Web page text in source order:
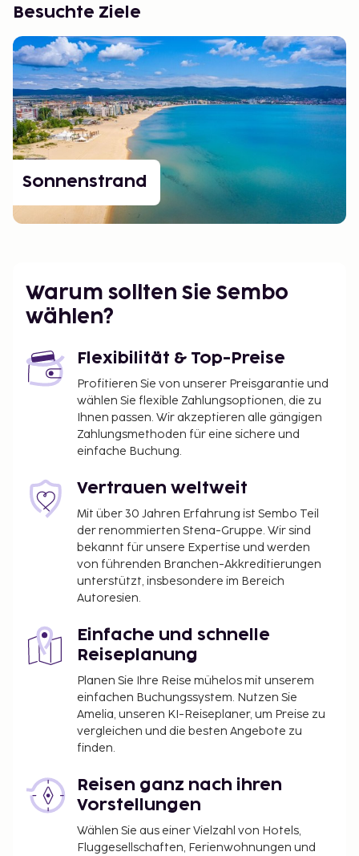
Besuchte Ziele
Sonnenstrand
Warum sollten Sie Sembo
wählen?
Flexibilität & Top-Preise
Profitieren Sie von unserer Preisgarantie und
wählen Sie flexible Zahlungsoptionen, die zu
Ihnen passen. Wir akzeptieren alle gängigen
Zahlungsmethoden für eine sichere und
einfache Buchung.
Vertrauen weltweit
Mit über 30 Jahren Erfahrung ist Sembo Teil
der renommierten Stena-Gruppe. Wir sind
bekannt für unsere Expertise und werden
von führenden Branchen-Akkreditierungen
unterstützt, insbesondere im Bereich
Autoresien.
Einfache und schnelle
Reiseplanung
Planen Sie Ihre Reise mühelos mit unserem
einfachen Buchungssystem. Nutzen Sie
Amelia, unseren KI-Reiseplaner, um Preise zu
vergleichen und die besten Angebote zu
finden.
Reisen ganz nach ihren
Vorstellungen
Wählen Sie aus einer Vielzahl von Hotels,
Fluggesellschaften, Ferienwohnungen und